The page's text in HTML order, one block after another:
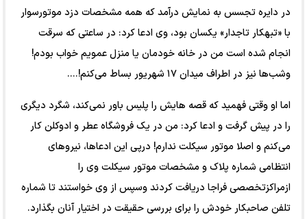
در دایره تجسس به نمایش درآمد که همه مشخصات دزد موتورسوار
با «تبهکار تاجدار» یکسان بود، وی ادعا کرد: در ساعتی که سرقت
انجام شده است من در خانه خودمان یا منزل عمویم خواب بودم!
وشب‌ها نیز در اطراف میدان ۱۷ شهریور بساط می‌کنم!....
اما او وقتی فهمید که قصه هایش را پلیس باور نمی‌کند، شگرد دیگری
را در پیش گرفت و ادعا کرد: من در یک فروشگاه عطر و ادوکلن کار
می‌کنم و اصلا موتور سیکلت ندارم! درپی این ادعاها، نیرو‌های
انتظامی شماره پلاک و مشخصات موتور سیکلت وی را
ازمراکزتخصصی فراجا دریافت کردند وسپس از وی خواستند تا شماره
تلفن صاحبکار خودش را برای بررسی حقیقت در اختیار آنان بگذارد.